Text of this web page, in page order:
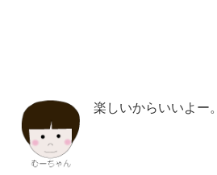
楽しいからいいよー。